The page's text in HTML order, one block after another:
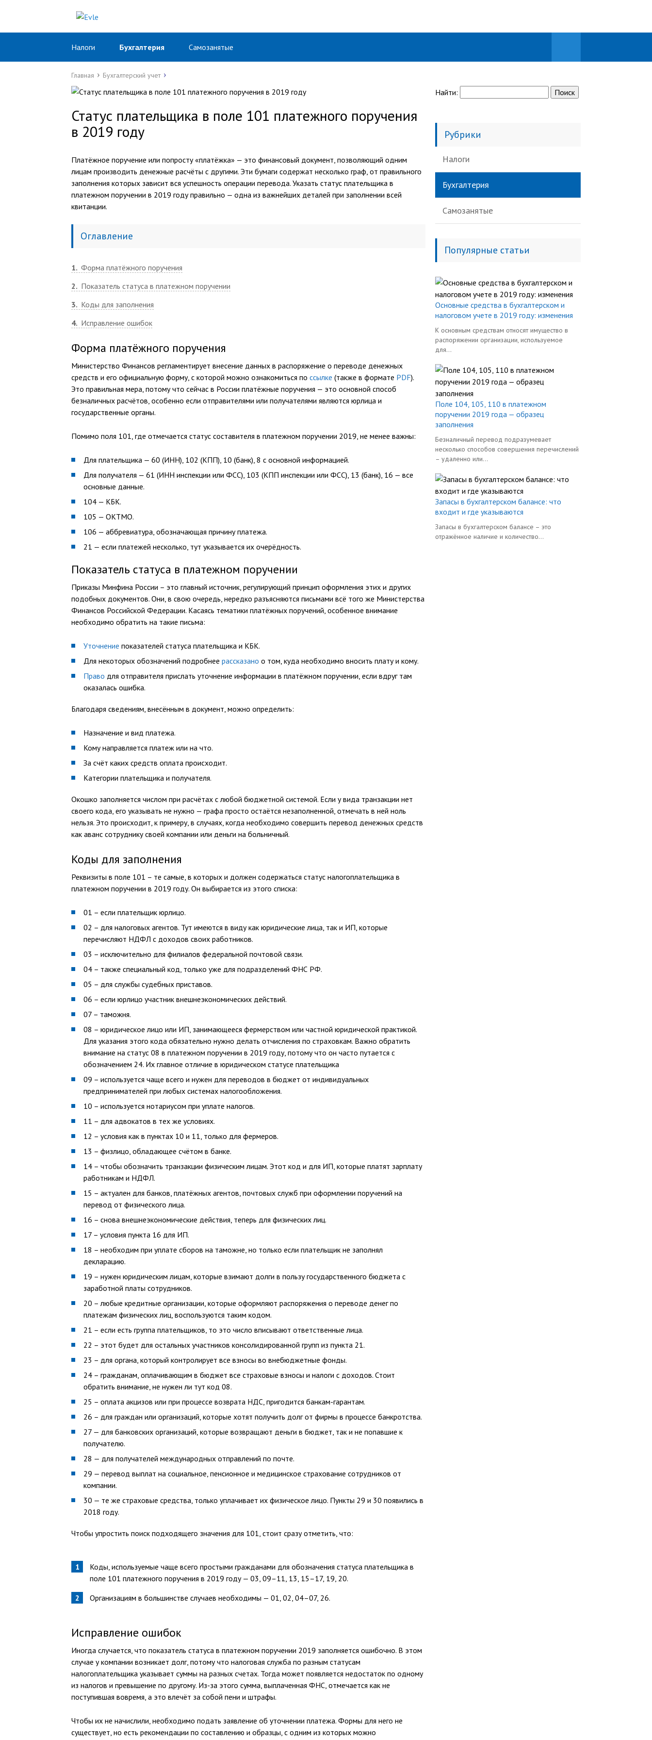
Налоги Бухгалтерия Самозанятые
Главная Бухгалтерский учет
Статус плательщика в поле 101 платежного поручения
в 2019 году
Платёжное поручение или попросту «платёжка» — это финансовый документ, позволяющий одним
лицам производить денежные расчёты с другими. Эти бумаги содержат несколько граф, от правильного
заполнения которых зависит вся успешность операции перевода. Указать статус плательщика в
платежном поручении в 2019 году правильно — одна из важнейших деталей при заполнении всей
квитанции.
Оглавление
1 Форма платёжного поручения
2
Показатель статуса в платежном поручении
3
Коды для заполнения
4 Исправление ошибок
Форма платёжного поручения
Министерство Финансов регламентирует внесение данных в распоряжение о переводе денежных
средств и его официальную форму, с которой можно ознакомиться по ссылке (также в формате PDF).
Это правильная мера, потому что сейчас в России платёжные поручения — это основной способ
безналичных расчётов, особенно если отправителями или получателями являются юрлица и
государственные органы.
Помимо поля 101, где отмечается статус составителя в платежном поручении 2019, не менее важны:
Для плательщика — 60 (ИНН), 102 (КПП), 10 (банк), 8 с основной информацией.
Для получателя — 61 (ИНН инспекции или ФСС), 103 (КПП инспекции или ФСС), 13 (банк), 16 — все
основные данные.
104 — КБК.
105 — ОКТМО.
106 — аббревиатура, обозначающая причину платежа.
21 — если платежей несколько, тут указывается их очерёдность.
Показатель статуса в платежном поручении
Приказы Минфина России – это главный источник, регулирующий принцип оформления этих и других
подобных документов. Они, в свою очередь, нередко разъясняются письмами всё того же Министерства
Финансов Российской Федерации. Касаясь тематики платёжных поручений, особенное внимание
необходимо обратить на такие письма:
Уточнение показателей статуса плательщика и КБК.
Для некоторых обозначений подробнее рассказано о том, куда необходимо вносить плату и кому.
Право для отправителя прислать уточнение информации в платёжном поручении, если вдруг там
оказалась ошибка.
Благодаря сведениям, внесённым в документ, можно определить:
Назначение и вид платежа.
Кому направляется платеж или на что.
За счёт каких средств оплата происходит.
Категории плательщика и получателя.
Окошко заполняется числом при расчётах с любой бюджетной системой. Если у вида транзакции нет
своего кода, его указывать не нужно — графа просто остаётся незаполненной, отмечать в ней ноль
нельзя. Это происходит, к примеру, в случаях, когда необходимо совершить перевод денежных средств
как аванс сотруднику своей компании или деньги на больничный.
Коды для заполнения
Реквизиты в поле 101 – те самые, в которых и должен содержаться статус налогоплательщика в
платежном поручении в 2019 году. Он выбирается из этого списка:
01 – если плательщик юрлицо.
02 – для налоговых агентов. Тут имеются в виду как юридические лица, так и ИП, которые
перечисляют НДФЛ с доходов своих работников.
03 – исключительно для филиалов федеральной почтовой связи.
04 – также специальный код, только уже для подразделений ФНС РФ.
05 – для службы судебных приставов.
06 – если юрлицо участник внешнеэкономических действий.
07 – таможня.
08 – юридическое лицо или ИП, занимающееся фермерством или частной юридической практикой.
Для указания этого кода обязательно нужно делать отчисления по страховкам. Важно обратить
внимание на статус 08 в платежном поручении в 2019 году, потому что он часто путается с
обозначением 24. Их главное отличие в юридическом статусе плательщика
09 – используется чаще всего и нужен для переводов в бюджет от индивидуальных
предпринимателей при любых системах налогообложения.
10 – используется нотариусом при уплате налогов.
11 – для адвокатов в тех же условиях.
12 – условия как в пунктах 10 и 11, только для фермеров.
13 – физлицо, обладающее счётом в банке.
14 – чтобы обозначить транзакции физическим лицам. Этот код и для ИП, которые платят зарплату
работникам и НДФЛ.
15 – актуален для банков, платёжных агентов, почтовых служб при оформлении поручений на
перевод от физического лица.
16 – снова внешнеэкономические действия, теперь для физических лиц.
17 – условия пункта 16 для ИП.
18 – необходим при уплате сборов на таможне, но только если плательщик не заполнял
декларацию.
19 – нужен юридическим лицам, которые взимают долги в пользу государственного бюджета с
заработной платы сотрудников.
20 – любые кредитные организации, которые оформляют распоряжения о переводе денег по
платежам физических лиц, воспользуются таким кодом.
21 – если есть группа плательщиков, то это число вписывают ответственные лица.
22 – этот будет для остальных участников консолидированной групп из пункта 21.
23 – для органа, который контролирует все взносы во внебюджетные фонды.
24 – гражданам, оплачивающим в бюджет все страховые взносы и налоги с доходов. Стоит
обратить внимание, не нужен ли тут код 08.
25 – оплата акцизов или при процессе возврата НДС, пригодится банкам-гарантам.
26 – для граждан или организаций, которые хотят получить долг от фирмы в процессе банкротства.
27 — для банковских организаций, которые возвращают деньги в бюджет, так и не попавшие к
получателю.
28 — для получателей международных отправлений по почте.
29 — перевод выплат на социальное, пенсионное и медицинское страхование сотрудников от
компании.
30 — те же страховые средства, только уплачивает их физическое лицо. Пункты 29 и 30 появились в
2018 году.
Чтобы упростить поиск подходящего значения для 101, стоит сразу отметить, что:
Коды, используемые чаще всего простыми гражданами для обозначения статуса плательщика в
поле 101 платежного поручения в 2019 году — 03, 09–11, 13, 15–17, 19, 20.
Организациям в большинстве случаев необходимы — 01, 02, 04–07, 26.
Исправление ошибок
Иногда случается, что показатель статуса в платежном поручении 2019 заполняется ошибочно. В этом
случае у компании возникает долг, потому что налоговая служба по разным статусам
налогоплательщика указывает суммы на разных счетах. Тогда может появляется недостаток по одному
из налогов и превышение по другому. Из-за этого сумма, выплаченная ФНС, отмечается как не
поступившая вовремя, а это влечёт за собой пени и штрафы.
Чтобы их не начислили, необходимо подать заявление об уточнении платежа. Формы для него не
существует, но есть рекомендации по составлению и образцы, с одним из которых можно
Найти:
Рубрики
Налоги
Бухгалтерия
Самозанятые
Популярные статьи
Основные средства в бухгалтерском и
налоговом учете в 2019 году: изменения
К основным средствам относят имущество в
распоряжении организации, используемое
для...
Поле 104, 105, 110 в платежном
поручении 2019 года — образец
заполнения
Безналичный перевод подразумевает
несколько способов совершения перечислений
– удаленно или...
Запасы в бухгалтерском балансе: что
входит и где указываются
Запасы в бухгалтерском балансе – это
отражённое наличие и количество...